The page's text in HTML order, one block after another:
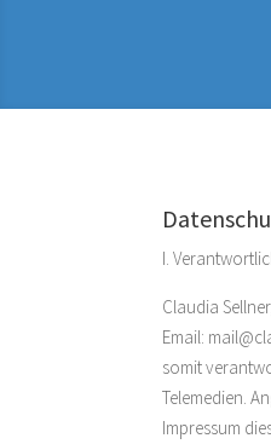
I.
Claudia
Email:
somit
Telemedien.
Impressum